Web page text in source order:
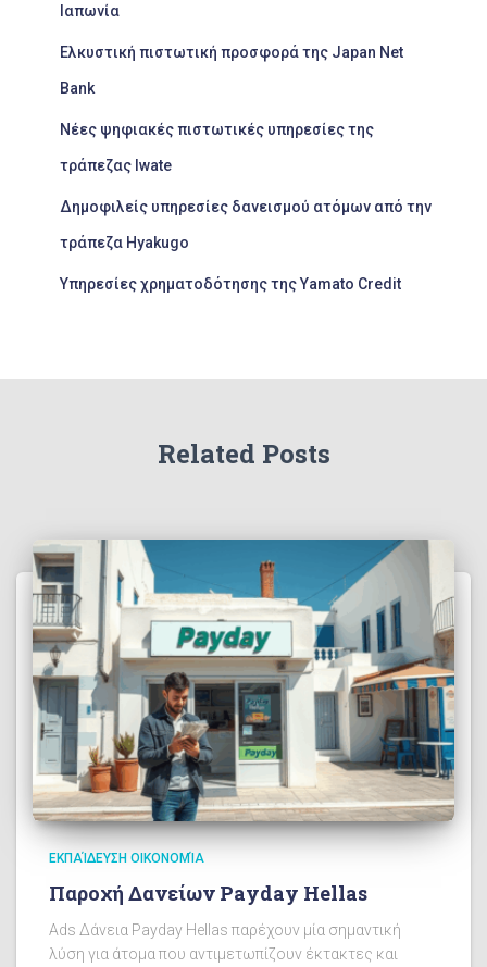
Ιαπωνία
Ελκυστική πιστωτική προσφορά της Japan Net
Bank
Νέες ψηφιακές πιστωτικές υπηρεσίες της
τράπεζας Iwate
Δημοφιλείς υπηρεσίες δανεισμού ατόμων από την
τράπεζα Hyakugo
Υπηρεσίες χρηματοδότησης της Yamato Credit
Related Posts
ΕΚΠΑΊΔΕΥΣΗ ΟΙΚΟΝΟΜΊΑ
Παροχή Δανείων Payday Hellas
Ads Δάνεια Payday Hellas παρέχουν μία σημαντική
λύση για άτομα που αντιμετωπίζουν έκτακτες και